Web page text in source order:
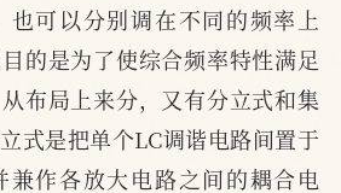
也可以分别调在不同的频率上
目的是为了使综合频率特性满足
布局上来分，又有分立式和集
式是把单个LC调谐电路间置于
兼作各放大电路之间的耦合电